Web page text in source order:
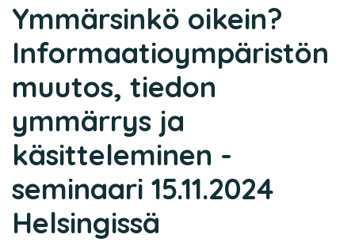
Ymmärsinkö oikein?
Informaatioympäristön
muutos, tiedon
ymmärrys ja
käsitteleminen -
seminaari 15.11.2024
Helsingissä